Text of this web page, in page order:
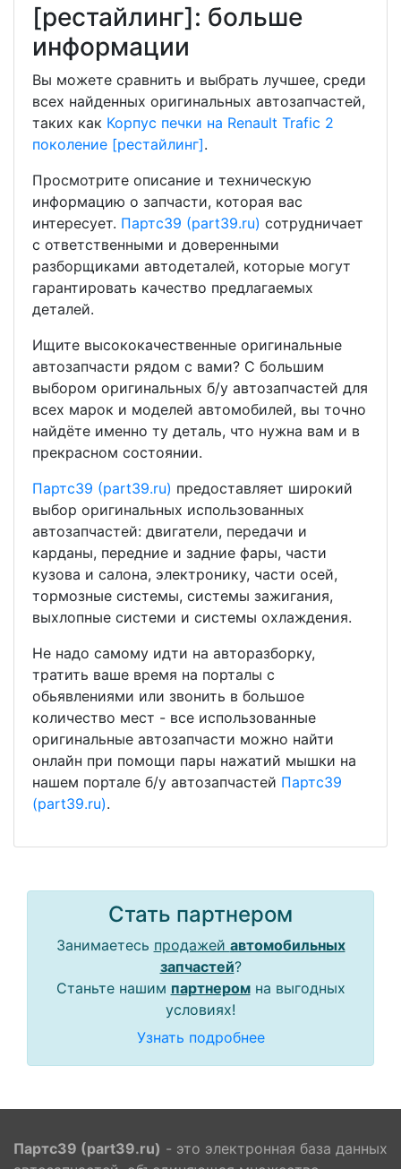
[рестайлинг]: больше
информации
Вы можете сравнить и выбрать лучшее, среди
всех найденных оригинальных автозапчастей,
таких как Корпус печки на Renault Trafic 2
поколение [рестайлинг].
Просмотрите описание и техническую
информацию о запчасти, которая вас
интересует. Партс39 (part39.ru) сотрудничает
с ответственными и доверенными
разборщиками автодеталей, которые могут
гарантировать качество предлагаемых
деталей.
Ищите высококачественные оригинальные
автозапчасти рядом с вами? С большим
выбором оригинальных б/у автозапчастей для
всех марок и моделей автомобилей, вы точно
найдёте именно ту деталь, что нужна вам и в
прекрасном состоянии.
Партс39 (part39.ru) предоставляет широкий
выбор оригинальных использованных
автозапчастей: двигатели, передачи и
карданы, передние и задние фары, части
кузова и салона, электронику, части осей,
тормозные системы, системы зажигания,
выхлопные системи и системы охлаждения.
Не надо самому идти на авторазборку,
тратить ваше время на порталы с
обьявлениями или звонить в большое
количество мест - все использованные
оригинальные автозапчасти можно найти
онлайн при помощи пары нажатий мышки на
нашем портале б/у автозапчастей Партс39
(part39.ru).
Стать партнером
Занимаетесь продажей автомобильных
запчастей?
Станьте нашим партнеромна выгодных
условиях!
Узнать подробнее
Партс39 (part39.ru) - это электронная база данных